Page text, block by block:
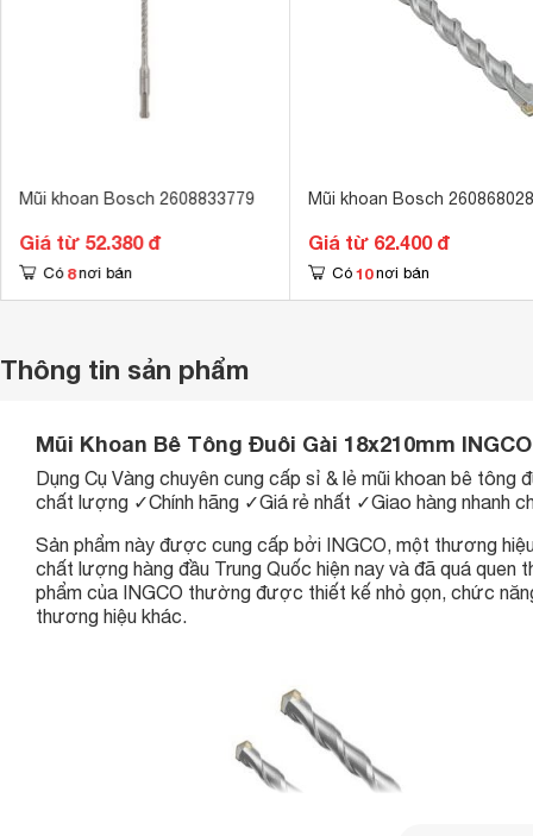
Mũi khoan Bosch 2608833779
Giá từ 52.380 đ
Có 8 nơi bán
Mũi khoan Bosch
Giá từ 62.400 đ
Có 10 nơi bán
Thông tin sản phẩm
Mũi Khoan Bê Tông Đuôi Gài 18x210mm
Dụng Cụ Vàng chuyên cung cấp sỉ & lẻ mũi khoan bê
chất lượng ✓Chính hãng ✓Giá rẻ nhất ✓Giao hàng nhanh
Sản phẩm này được cung cấp bởi INGCO, một thương
chất lượng hàng đầu Trung Quốc hiện nay và đã quá
phẩm của INGCO thường được thiết kế nhỏ gọn, chức
thương hiệu khác.